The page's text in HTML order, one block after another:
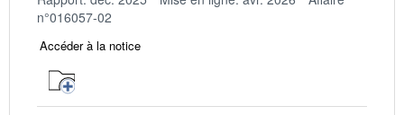
n°016057-02
Accéder à la notice